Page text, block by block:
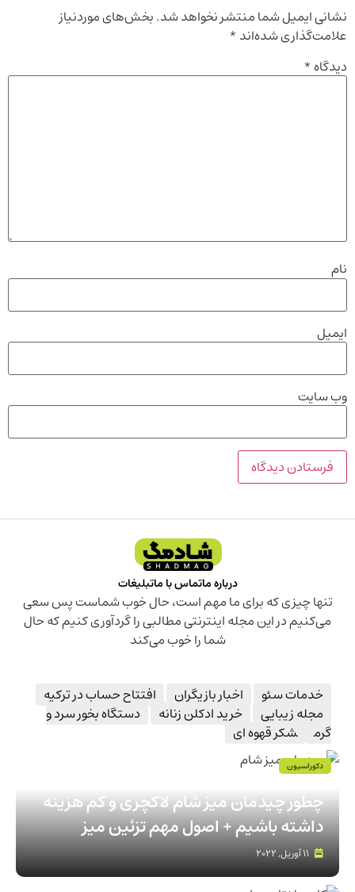
نشانی ایمیل شما منتشر نخواهد شد.بخش‌های موردنیاز
علامت‌گذاری شده‌اند*
دیدگاه*
نام
ایمیل
وب‌ سایت
درباره ماتماس با ماتبلیغات
تنها چیزی که برای ما مهم است، حال خوب شماست پس سعی
می‌کنیم در این مجله اینترنتی مطالبی را گردآوری کنیم که حال
شما را خوب می‌کند
خدمات سئو اخبار بازیگران
افتتاح حساب در ترکیه
مجله زیبایی
خرید ادکلن زنانه
دستگاه بخور سرد و
گرم
شکر قهوه ای
چطور چیدمان میز شام لاکچری و کم هزینه
داشته باشیم + اصول مهم تزئین میز
11 آوریل, 2022
دکوراسیون